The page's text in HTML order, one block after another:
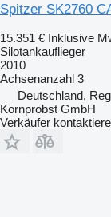
Spitzer SK2760
15.351 € Inklusive
Silotankauflieger
2010
Achsenanzahl 3
Deutschland,
Kornprobst GmbH
Verkäufer